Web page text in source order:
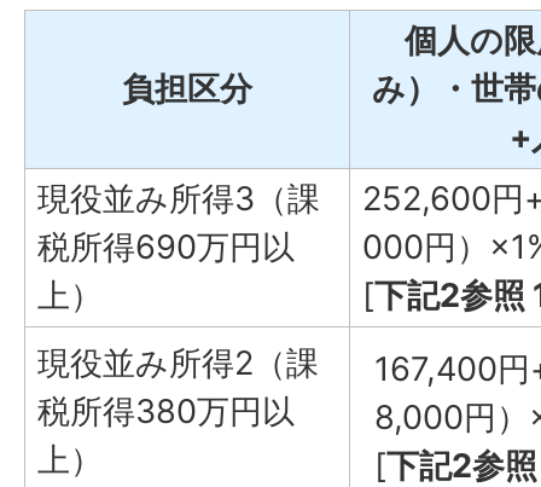
負担区分
個人の
み）・世
+
現役並み所得3（課
税所得690万円以
上）
252,600円
000円）
[下記2参照
現役並み所得2（課
税所得380万円以
上）
167,400
8,000円）
[下記2参